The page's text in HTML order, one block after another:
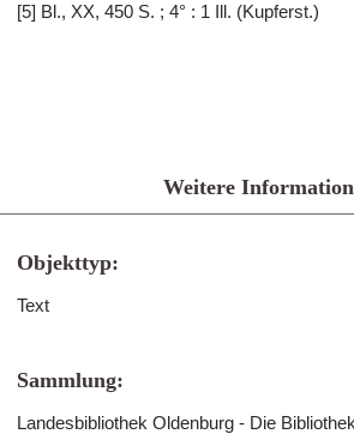
[5] Bl., XX, 450 S. ; 4° : 1 Ill. (Kupferst.)
Weitere
Objekttyp:
Text
Sammlung:
Landesbibliothek Oldenburg - Die